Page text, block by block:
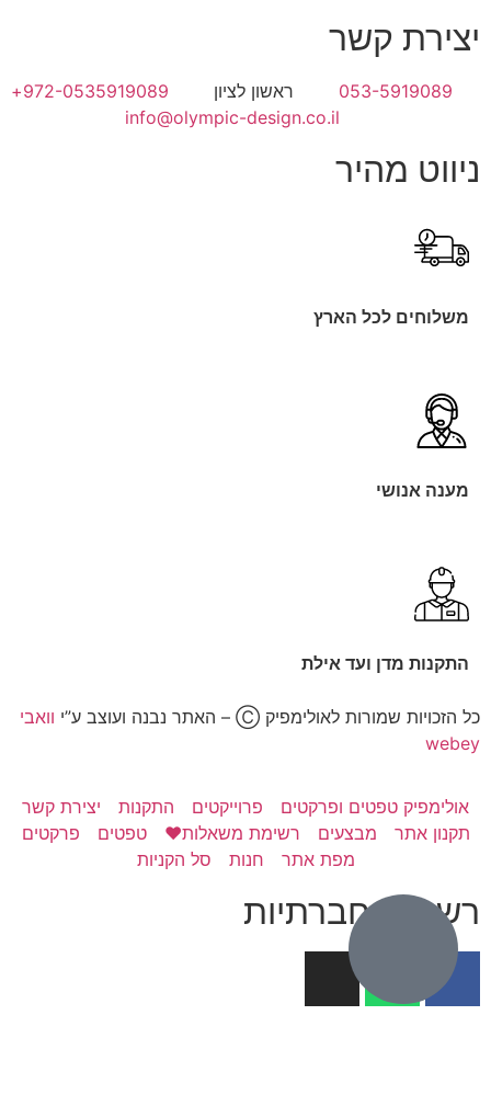
רשתות חברתיות
ניווט מהיר
משלוחים לכל הארץ
מענה אנושי
התקנות מדן ועד אילת
כל הזכויות שמורות לאולימפיק Ⓒ – האתר נבנה ועוצב ע”י
וואבי
webey
אולימפיק טפטים ופרקטים פרוייקטים התקנות
יצירת קשר
תקנון אתר
מבצעים רשימת משאלות❤️ טפטים
פרקטים
מפת אתר
חנות סל הקניות
יצירת קשר
053-5919089 ראשון לציון
972-0535919089+
info@olympic-design.co.il